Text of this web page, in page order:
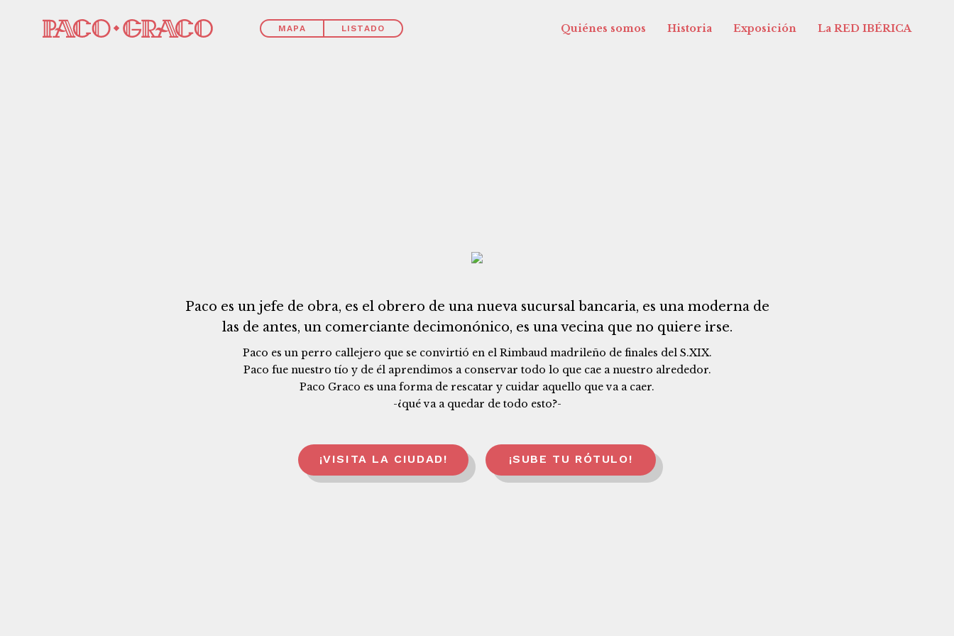
MAPA LISTADO Quiénes somos Historia Exposición La RED IBÉRICA
Paco es un jefe de obra, es el obrero de una nueva sucursal bancaria, es una moderna de
las de antes, un comerciante decimonónico, es una vecina que no quiere irse.
Paco es un perro callejero que se convirtió en el Rimbaud madrileño de finales del S.XIX.
Paco fue nuestro tío y de él aprendimos a conservar todo lo que cae a nuestro alrededor.
Paco Graco es una forma de rescatar y cuidar aquello que va a caer.
-¿qué va a quedar de todo esto?-
¡VISITA LA CIUDAD! ¡SUBE TU RÓTULO!